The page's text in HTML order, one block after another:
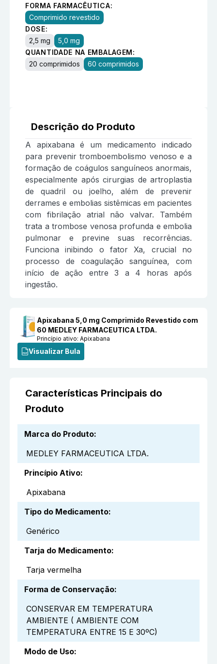
FORMA FARMACÊUTICA:
Comprimido revestido
DOSE:
2,5 mg
5,0 mg
QUANTIDADE NA EMBALAGEM:
20 comprimidos
60 comprimidos
Descrição do Produto
A apixabana é um medicamento indicado
para prevenir tromboembolismo venoso e a
formação de coágulos sanguíneos anormais,
especialmente após cirurgias de artroplastia
de quadril ou joelho, além de prevenir
derrames e embolias sistêmicas em pacientes
com fibrilação atrial não valvar. Também
trata a trombose venosa profunda e embolia
pulmonar e previne suas recorrências.
Funciona inibindo o fator Xa, crucial no
processo de coagulação sanguínea, com
início de ação entre 3 a 4 horas após
ingestão.
Apixabana 5,0 mg Comprimido Revestido com
60 MEDLEY FARMACEUTICA LTDA.
Princípio ativo:Apixabana
Visualizar Bula
Características Principais do
Produto
Marca do Produto:
MEDLEY FARMACEUTICA LTDA.
Princípio Ativo:
Apixabana
Tipo do Medicamento:
Genérico
Tarja do Medicamento:
Tarja vermelha
Forma de Conservação:
CONSERVAR EM TEMPERATURA
AMBIENTE ( AMBIENTE COM
TEMPERATURA ENTRE 15 E 30ºC)
Modo de Uso: